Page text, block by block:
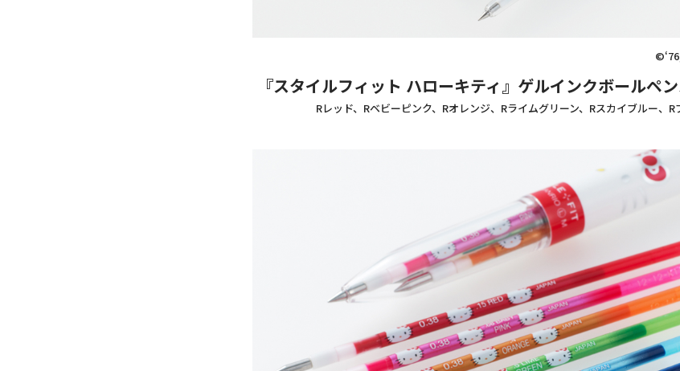
『スタイルフィット ハローキティ』ゲルインクボール
Rレッド、Rベビーピンク、Rオレンジ、Rライムグリーン、Rスカイブルー、